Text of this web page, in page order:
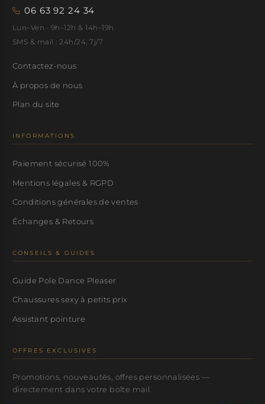
06 63 92 24 34
Lun–Ven · 9h–12h & 14h–19h
SMS & mail : 24h/24, 7j/7
Contactez-nous
À propos de nous
Plan du site
INFORMATIONS
Paiement sécurisé 100%
Mentions légales & RGPD
Conditions générales de ventes
Échanges & Retours
CONSEILS & GUIDES
Guide Pole Dance Pleaser
Chaussures sexy à petits prix
Assistant pointure
OFFRES EXCLUSIVES
Promotions, nouveautés, offres personnalisées —
directement dans votre boîte mail.